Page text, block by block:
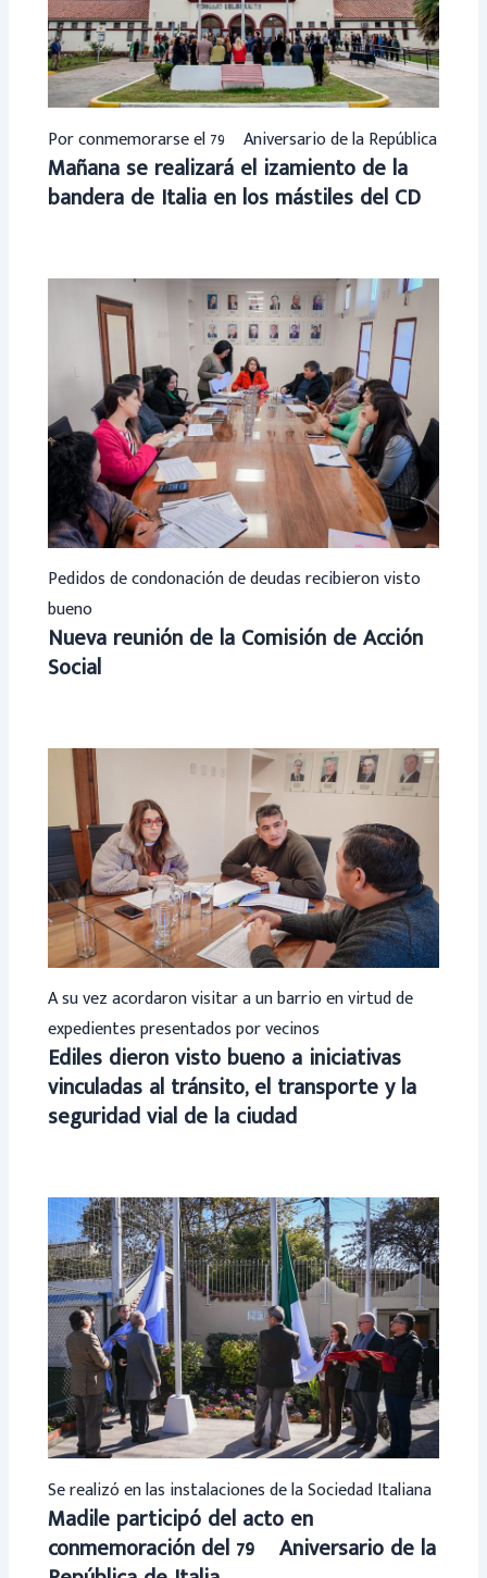
Por conmemorarse el 79º Aniversario de la República
Mañana se realizará el izamiento de la
bandera de Italia en los mástiles del CD
Pedidos de condonación de deudas recibieron visto
bueno
Nueva reunión de la Comisión de Acción
Social
A su vez acordaron visitar a un barrio en virtud de
expedientes presentados por vecinos
Ediles dieron visto bueno a iniciativas
vinculadas al tránsito, el transporte y la
seguridad vial de la ciudad
Se realizó en las instalaciones de la Sociedad Italiana
Madile participó del acto en
conmemoración del 79º Aniversario de la